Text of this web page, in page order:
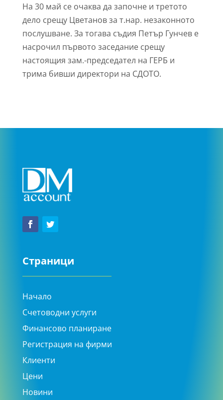
На 30 май се очаква да започне и третото
дело срещу Цветанов за т.нар. незаконното
послушване. За тогава съдия Петър Гунчев е
насрочил първото заседание срещу
настоящия зам.-председател на ГЕРБ и
трима бивши директори на СДОТО.
Страници
Начало
Счетоводни услуги
Финансово планиране
Регистрация на фирми
Клиенти
Цени
Новини